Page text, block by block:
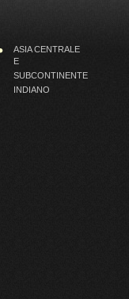
ASIA CENTRALE
E
SUBCONTINENTE
INDIANO